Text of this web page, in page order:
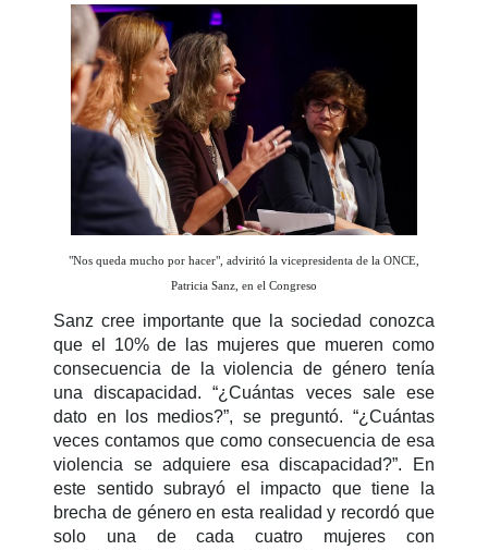
"Nos queda mucho por hacer", adviritó la vicepresidenta de la ONCE,
Patricia Sanz, en el Congreso
Sanz cree importante que la sociedad conozca
que el 10% de las mujeres que mueren como
consecuencia de la violencia de género tenía
una discapacidad. “¿Cuántas veces sale ese
dato en los medios?”, se preguntó. “¿Cuántas
veces contamos que como consecuencia de esa
violencia se adquiere esa discapacidad?”. En
este sentido subrayó el impacto que tiene la
brecha de género en esta realidad y recordó que
solo una de cada cuatro mujeres con